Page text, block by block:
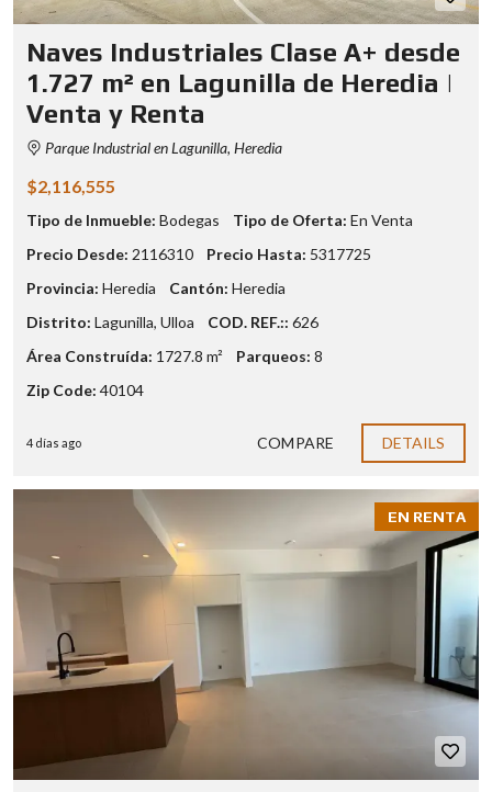
Naves Industriales Clase A+ desde
1.727 m² en Lagunilla de Heredia |
Venta y Renta
Parque Industrial en Lagunilla, Heredia
$2,116,555
Tipo de Inmueble: Bodegas Tipo de Oferta: En Venta
Precio Desde: 2116310 Precio Hasta: 5317725
Provincia: Heredia Cantón: Heredia
Distrito: Lagunilla, Ulloa COD. REF.:: 626
Área Construída: 1727.8 m² Parqueos: 8
Zip Code: 40104
4 días ago COMPARE DETAILS
EN RENTA